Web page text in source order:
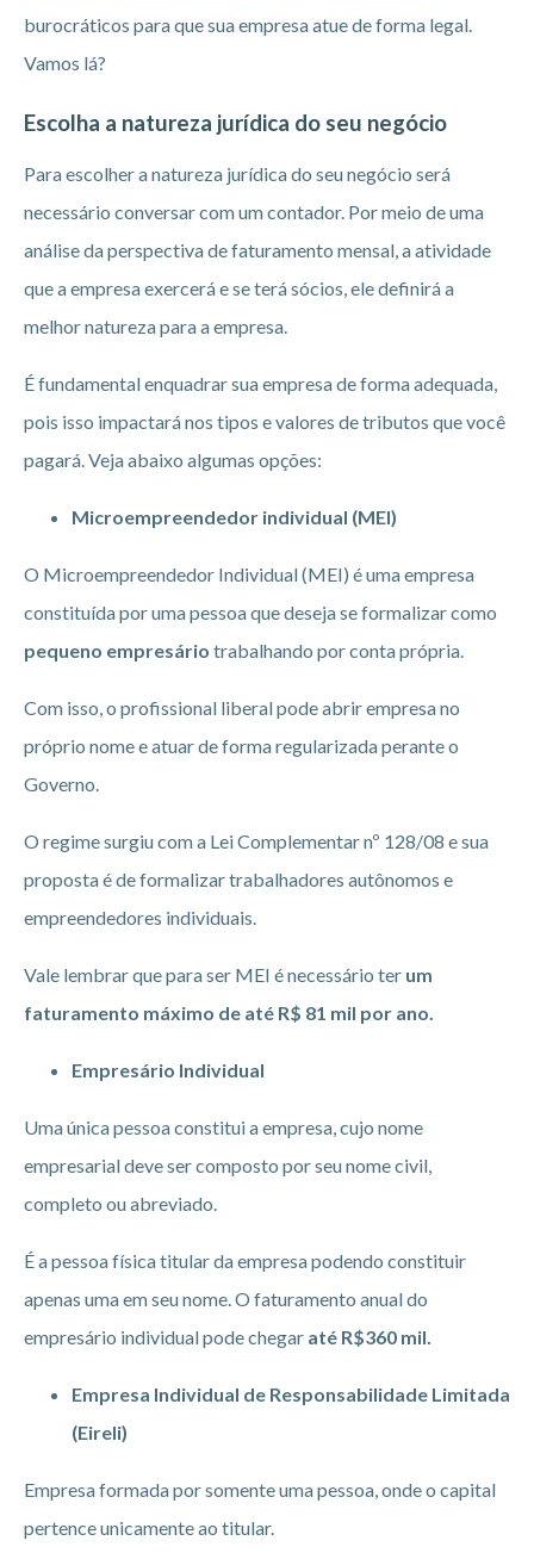
burocráticos para que sua empresa atue de forma legal.
Vamos lá?
Escolha a natureza jurídica do seu negócio
Para escolher a natureza jurídica do seu negócio será
necessário conversar com um contador. Por meio de uma
análise da perspectiva de faturamento mensal, a atividade
que a empresa exercerá e se terá sócios, ele definirá a
melhor natureza para a empresa.
É fundamental enquadrar sua empresa de forma adequada,
pois isso impactará nos tipos e valores de tributos que você
pagará. Veja abaixo algumas opções:
Microempreendedor individual (MEI)
O Microempreendedor Individual (MEI) é uma empresa
constituída por uma pessoa que deseja se formalizar como
pequeno empresário trabalhando por conta própria.
Com isso, o profissional liberal pode abrir empresa no
próprio nome e atuar de forma regularizada perante o
Governo.
O regime surgiu com a Lei Complementar nº 128/08 e sua
proposta é de formalizar trabalhadores autônomos e
empreendedores individuais.
Vale lembrar que para ser MEI é necessário ter um
faturamento máximo de até R$ 81 mil por ano.
Empresário Individual
Uma única pessoa constitui a empresa, cujo nome
empresarial deve ser composto por seu nome civil,
completo ou abreviado.
É a pessoa física titular da empresa podendo constituir
apenas uma em seu nome. O faturamento anual do
empresário individual pode chegar até R$360 mil.
Empresa Individual de Responsabilidade Limitada
(Eireli)
Empresa formada por somente uma pessoa, onde o capital
pertence unicamente ao titular.